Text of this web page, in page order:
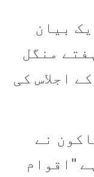
بیان
منگل
اجلاس کی
نے
"اقوام